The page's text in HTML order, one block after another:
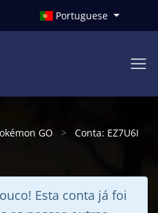
Portuguese
GO Conta: EZ7U6I
Esta conta já foi